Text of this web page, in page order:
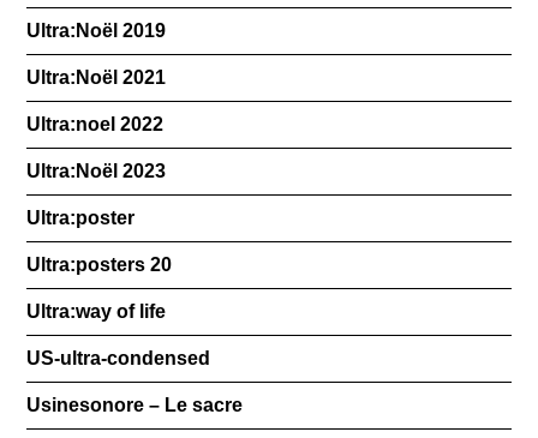
Ultra:Noël 2019
Ultra:Noël 2021
Ultra:noel 2022
Ultra:Noël 2023
Ultra:poster
Ultra:posters 20
Ultra:way of life
US-ultra-condensed
Usinesonore – Le sacre